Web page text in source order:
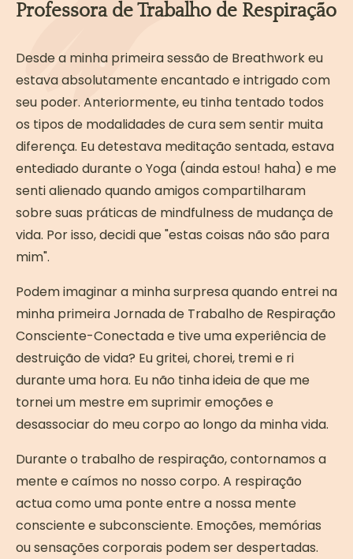
Professora de Trabalho de Respiração
Desde a minha primeira sessão de Breathwork eu
estava absolutamente encantado e intrigado com
seu poder. Anteriormente, eu tinha tentado todos
os tipos de modalidades de cura sem sentir muita
diferença. Eu detestava meditação sentada, estava
entediado durante o Yoga (ainda estou! haha) e me
senti alienado quando amigos compartilharam
sobre suas práticas de mindfulness de mudança de
vida. Por isso, decidi que "estas coisas não são para
mim".
Podem imaginar a minha surpresa quando entrei na
minha primeira Jornada de Trabalho de Respiração
Consciente-Conectada e tive uma experiência de
destruição de vida? Eu gritei, chorei, tremi e ri
durante uma hora. Eu não tinha ideia de que me
tornei um mestre em suprimir emoções e
desassociar do meu corpo ao longo da minha vida.
Durante o trabalho de respiração, contornamos a
mente e caímos no nosso corpo. A respiração
actua como uma ponte entre a nossa mente
consciente e subconsciente. Emoções, memórias
ou sensações corporais podem ser despertadas.